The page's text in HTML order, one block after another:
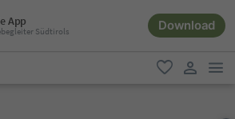
App
Südtirols Download
favorit